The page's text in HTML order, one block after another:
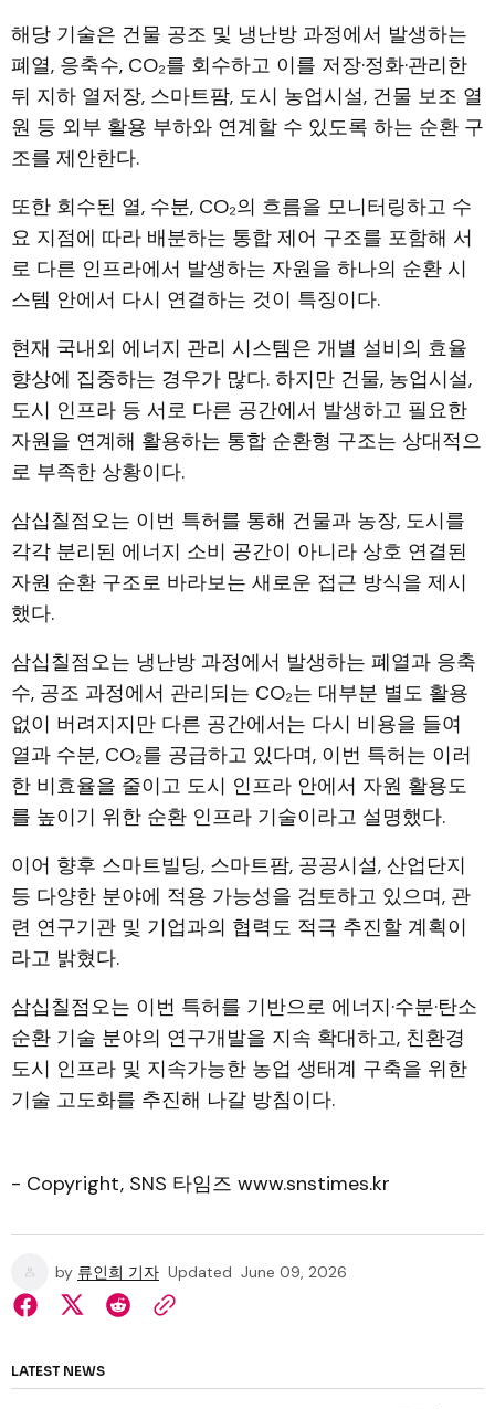
해당 기술은 건물 공조 및 냉난방 과정에서 발생하는
폐열, 응축수, CO₂를 회수하고 이를 저장·정화·관리한
뒤 지하 열저장, 스마트팜, 도시 농업시설, 건물 보조 열
원 등 외부 활용 부하와 연계할 수 있도록 하는 순환 구
조를 제안한다.
또한 회수된 열, 수분, CO₂의 흐름을 모니터링하고 수
요 지점에 따라 배분하는 통합 제어 구조를 포함해 서
로 다른 인프라에서 발생하는 자원을 하나의 순환 시
스템 안에서 다시 연결하는 것이 특징이다.
현재 국내외 에너지 관리 시스템은 개별 설비의 효율
향상에 집중하는 경우가 많다. 하지만 건물, 농업시설,
도시 인프라 등 서로 다른 공간에서 발생하고 필요한
자원을 연계해 활용하는 통합 순환형 구조는 상대적으
로 부족한 상황이다.
삼십칠점오는 이번 특허를 통해 건물과 농장, 도시를
각각 분리된 에너지 소비 공간이 아니라 상호 연결된
자원 순환 구조로 바라보는 새로운 접근 방식을 제시
했다.
삼십칠점오는 냉난방 과정에서 발생하는 폐열과 응축
수, 공조 과정에서 관리되는 CO₂는 대부분 별도 활용
없이 버려지지만 다른 공간에서는 다시 비용을 들여
열과 수분, CO₂를 공급하고 있다며, 이번 특허는 이러
한 비효율을 줄이고 도시 인프라 안에서 자원 활용도
를 높이기 위한 순환 인프라 기술이라고 설명했다.
이어 향후 스마트빌딩, 스마트팜, 공공시설, 산업단지
등 다양한 분야에 적용 가능성을 검토하고 있으며, 관
련 연구기관 및 기업과의 협력도 적극 추진할 계획이
라고 밝혔다.
삼십칠점오는 이번 특허를 기반으로 에너지·수분·탄소
순환 기술 분야의 연구개발을 지속 확대하고, 친환경
도시 인프라 및 지속가능한 농업 생태계 구축을 위한
기술 고도화를 추진해 나갈 방침이다.
- Copyright, SNS 타임즈 www.snstimes.kr
by 류인희 기자 Updated June 09, 2026
LATEST NEWS